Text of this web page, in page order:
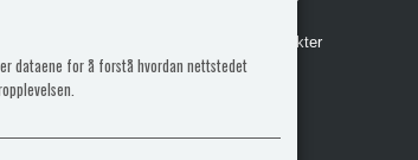
Alle produkter
dataene for å forstå hvordan nettstedet